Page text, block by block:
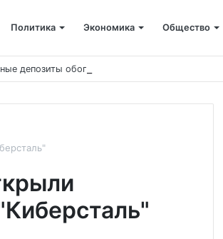
Политика Экономика Общество
депозиты обогнали вклады населения